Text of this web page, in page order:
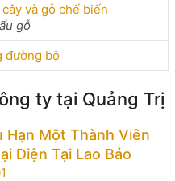
và gỗ chế biến
gỗ
đường bộ
ty tại Quảng Trị
Hạn Một Thành Viên
Diện Tại Lao Bảo